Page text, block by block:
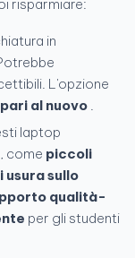
risparmiare:
in
L'opzione
al nuovo .
laptop
, come piccoli
usura sullo
qualità-
per gli studenti